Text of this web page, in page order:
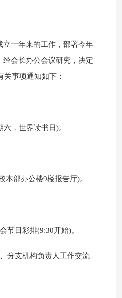
立一年来的工作，部署今年
经会长办公会议研究，决定
事项通知如下：
，世界读书日)。
本部办公楼9楼报告厅)。
节目彩排(9:30开始)。
分支机构负责人工作交流